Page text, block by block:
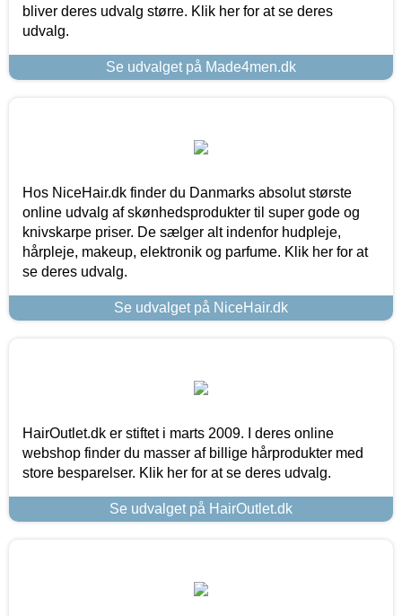
bliver deres udvalg større. Klik her for at se deres
udvalg.
Se udvalget på Made4men.dk
Hos NiceHair.dk finder du Danmarks absolut største
online udvalg af skønhedsprodukter til super gode og
knivskarpe priser. De sælger alt indenfor hudpleje,
hårpleje, makeup, elektronik og parfume. Klik her for at
se deres udvalg.
Se udvalget på NiceHair.dk
HairOutlet.dk er stiftet i marts 2009. I deres online
webshop finder du masser af billige hårprodukter med
store besparelser. Klik her for at se deres udvalg.
Se udvalget på HairOutlet.dk